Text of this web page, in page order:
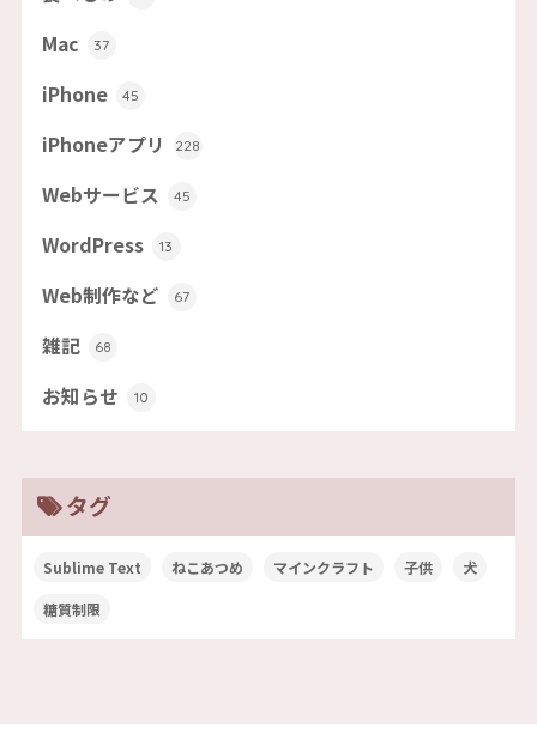
Mac 37
iPhone 45
iPhoneアプリ 228
Webサービス 45
WordPress 13
Web制作など 67
雑記 68
お知らせ 10
タグ
Sublime Text ねこあつめ マインクラフト 子供 犬
糖質制限